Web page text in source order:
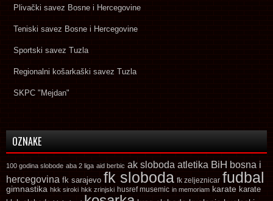
Plivački savez Bosne i Hercegovine
Teniski savez Bosne i Hercegovine
Sportski savez Tuzla
Regionalni košarkaški savez Tuzla
SKPC "Mejdan"
OZNAKE
100 godina slobode aba 2 liga aid berbic ak sloboda atletika BiH bosna i
hercegovina fk sarajevo fk sloboda fk zeljeznicar fudbal
gimnastika hkk siroki hkk zrinjski husref musemic in memoriam karate karate